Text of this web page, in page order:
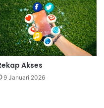
Akses
9 Januari 2026